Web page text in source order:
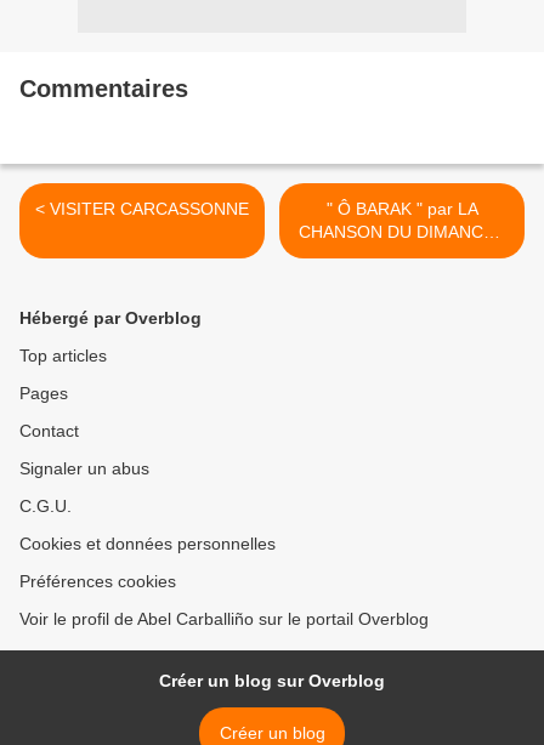
Commentaires
< VISITER CARCASSONNE
" Ô BARAK " par LA
CHANSON DU DIMANCHE
>
Hébergé par Overblog
Top articles
Pages
Contact
Signaler un abus
C.G.U.
Cookies et données personnelles
Préférences cookies
Voir le profil de Abel Carballiño sur le portail Overblog
Créer un blog sur Overblog
Créer un blog